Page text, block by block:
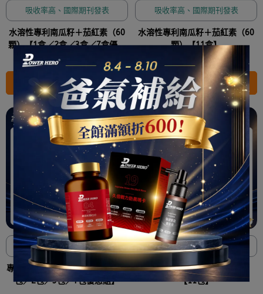
吸收率高、國際期刊發表
水溶性專利南瓜籽＋茄紅素（60
顆）【1盒／2盒／3盒／7盒優惠
組】
NT$1,350NT$2,700
加入購物車
吸收率高、國際期刊發表
水溶性專利南瓜籽＋茄紅素（60
顆）【11盒】
NT$8,560NT$29,700
加入購物車
夜視、抗氧、舒適 三效合一
專利游離葉黃素膠囊（30顆）【1
包／2包／3包／7包優惠組】
夜視、抗氧、舒適 三效合一
專利游離葉黃素膠囊（30顆）
【11包】